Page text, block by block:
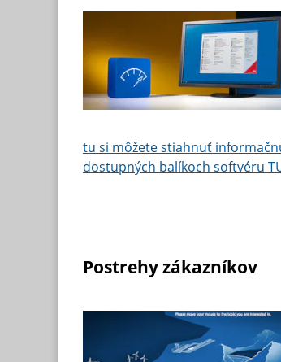
tu si môžete stiahnuť
dostupných balíkoch softvéru
Postrehy zákazníkov